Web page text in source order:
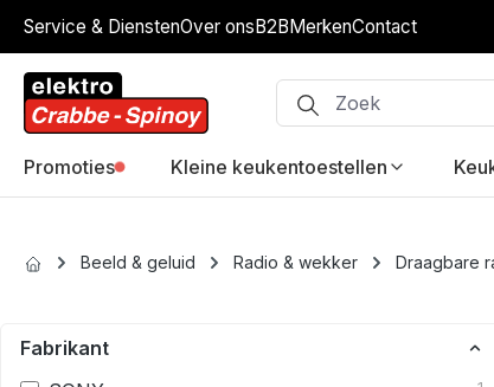
to main content
Skip to search
Skip to main navigation
Service & DienstenOver onsB2BMerkenContact
Promoties Kleine keukentoestellen
Beeld & geluid Radio & wekker Draagbare
Fabrikant